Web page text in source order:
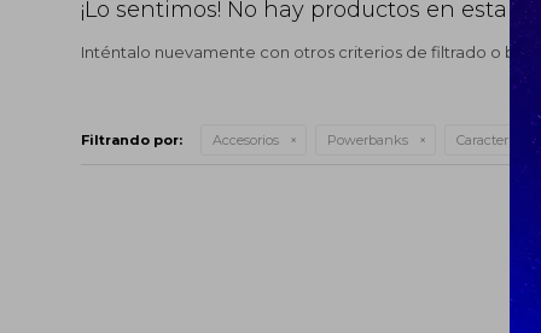
¡Lo sentimos! No hay productos en esta
Inténtalo nuevamente con otros criterios de filtrado o
Filtrando por: Accesorios Powerbanks Característica: